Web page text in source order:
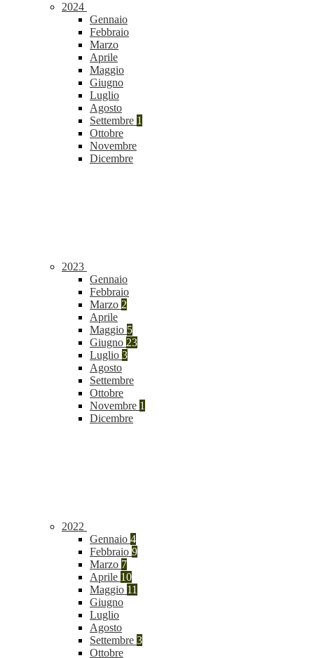
2024
Gennaio
Febbraio
Marzo
Aprile
Maggio
Giugno
Luglio
Agosto
Settembre 1
Ottobre
Novembre
Dicembre
2023
Gennaio
Febbraio
Marzo 2
Aprile
Maggio 5
Giugno 23
Luglio 3
Agosto
Settembre
Ottobre
Novembre 1
Dicembre
2022
Gennaio 4
Febbraio 9
Marzo 7
Aprile 10
Maggio 11
Giugno
Luglio
Agosto
Settembre 3
Ottobre